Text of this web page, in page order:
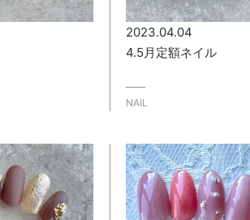
2023.04.04
4.5月定額ネイル
NAIL